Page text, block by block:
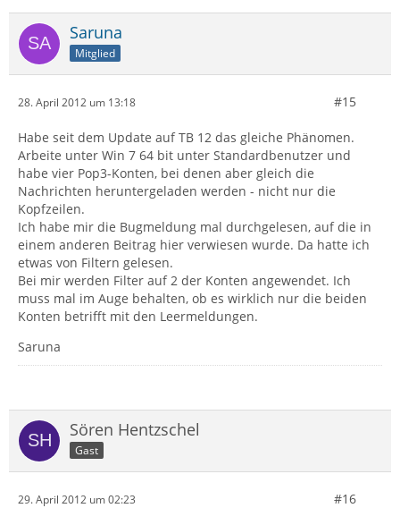
Saruna
Mitglied
28. April 2012 um 13:18 #15
Habe seit dem Update auf TB 12 das gleiche Phänomen.
Arbeite unter Win 7 64 bit unter Standardbenutzer und
habe vier Pop3-Konten, bei denen aber gleich die
Nachrichten heruntergeladen werden - nicht nur die
Kopfzeilen.
Ich habe mir die Bugmeldung mal durchgelesen, auf die in
einem anderen Beitrag hier verwiesen wurde. Da hatte ich
etwas von Filtern gelesen.
Bei mir werden Filter auf 2 der Konten angewendet. Ich
muss mal im Auge behalten, ob es wirklich nur die beiden
Konten betrifft mit den Leermeldungen.
Saruna
Sören Hentzschel
Gast
29. April 2012 um 02:23 #16